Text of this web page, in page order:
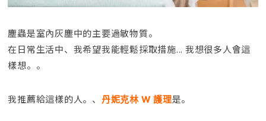
塵蟲是室內灰塵中的主要過敏物質。
在日常生活中、我希望我能輕鬆採取措施... 我想很多人會這
樣想。。
我推薦給這樣的人。、 丹妮克林 W 護理是。